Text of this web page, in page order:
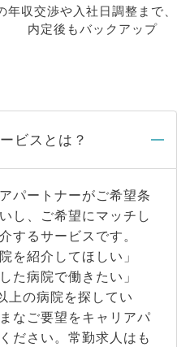
年収交渉や入社日調整まで、
内定後もバックアップ
ビスとは？
パートナーがご希望条
し、ご希望にマッチし
するサービスです。
を紹介してほしい」
た病院で働きたい」
上の病院を探してい
なご要望をキャリアパ
ださい。常勤求人はも